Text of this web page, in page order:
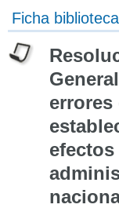
Ficha biblioteca
errores